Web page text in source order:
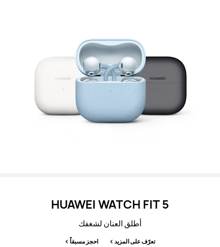
HUAWEI WATCH FIT 5
أطلق العنان لشغفك
تعرّف على المزيد احجز مسبقاً